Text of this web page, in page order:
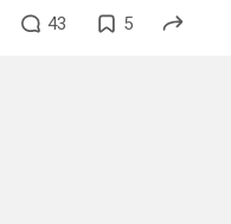
43 5